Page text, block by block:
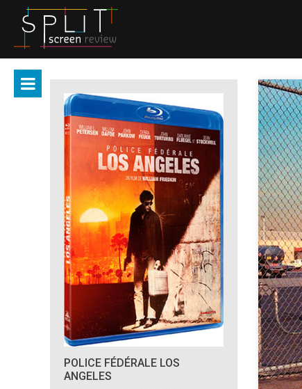
POLICE FÉDÉRALE LOS
ANGELES